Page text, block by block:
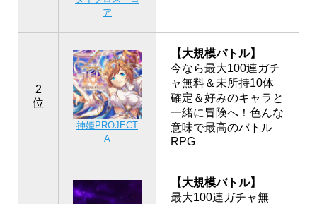
ア
2
位
神姫PROJECT
A
【大規模バトル】
今なら最大100連ガチ
ャ無料＆未所持10体
確定＆好みのキャラと
一緒に冒険へ！色んな
意味で最高のバトル
RPG
【大規模バトル】
最大100連ガチャ無